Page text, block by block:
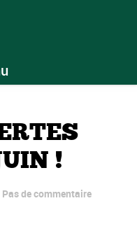
!
Pas de commentaire